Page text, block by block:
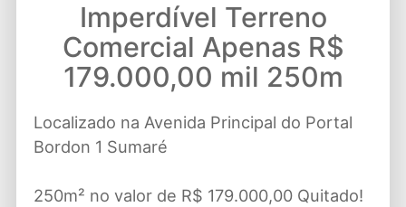
Imperdível Terreno
Comercial Apenas R$
179.000,00 mil 250m
Localizado na Avenida Principal do Portal
Bordon 1 Sumaré
250m² no valor de R$ 179.000,00 Quitado!